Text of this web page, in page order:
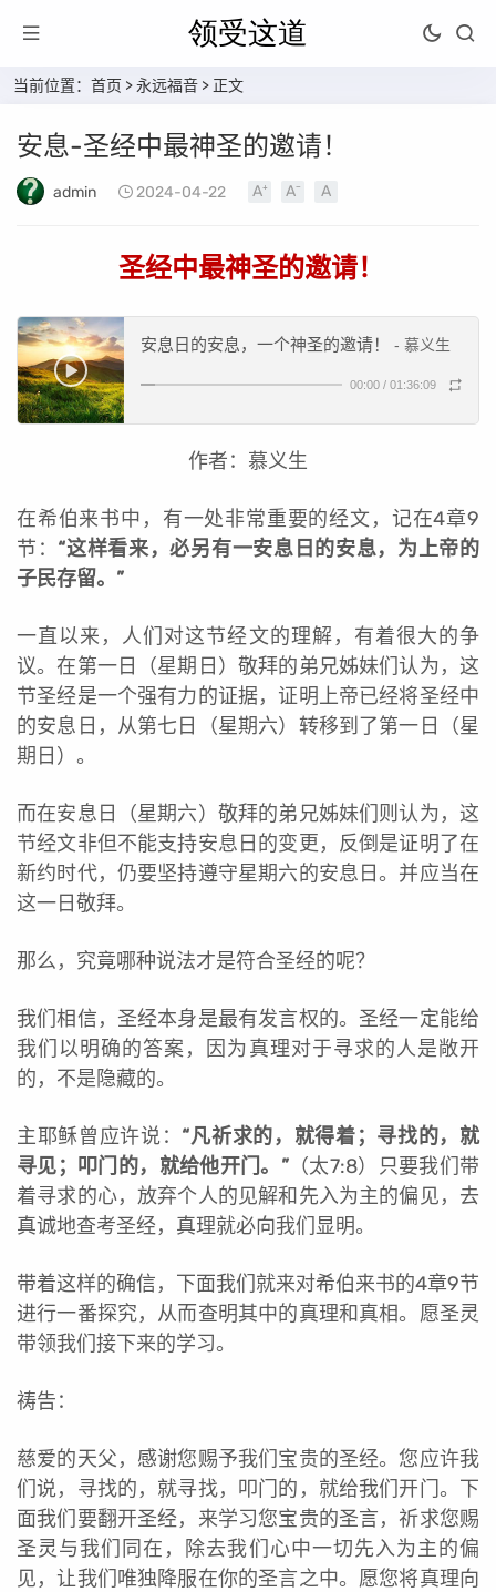
当前位置： 首页 >永远福音 > 正文
安息-圣经中最神圣的邀请！
admin 2024-04-22
圣经中最神圣的邀请！
安息日的安息，一个神圣的邀请！ - 慕义生
00:00 / 01:36:09
作者：慕义生
在希伯来书中，有一处非常重要的经文，记在4章9
节： “这样看来，必另有一安息日的安息，为上帝的
子民存留。”
一直以来，人们对这节经文的理解，有着很大的争
议。在第一日（星期日）敬拜的弟兄姊妹们认为，这
节圣经是一个强有力的证据，证明上帝已经将圣经中
的安息日，从第七日（星期六）转移到了第一日（星
期日）。
而在安息日（星期六）敬拜的弟兄姊妹们则认为，这
节经文非但不能支持安息日的变更，反倒是证明了在
新约时代，仍要坚持遵守星期六的安息日。并应当在
这一日敬拜。
那么，究竟哪种说法才是符合圣经的呢？
我们相信，圣经本身是最有发言权的。圣经一定能给
我们以明确的答案，因为真理对于寻求的人是敞开
的，不是隐藏的。
主耶稣曾应许说： “凡祈求的，就得着；寻找的，就
寻见；叩门的，就给他开门。”（太7:8）只要我们带
着寻求的心，放弃个人的见解和先入为主的偏见，去
真诚地查考圣经，真理就必向我们显明。
带着这样的确信，下面我们就来对希伯来书的4章9节
进行一番探究，从而查明其中的真理和真相。愿圣灵
带领我们接下来的学习。
祷告：
慈爱的天父，感谢您赐予我们宝贵的圣经。您应许我
们说，寻找的，就寻找，叩门的，就给我们开门。下
面我们要翻开圣经，来学习您宝贵的圣言，祈求您赐
圣灵与我们同在，除去我们心中一切先入为主的偏
见，让我们唯独降服在你的圣言之中。愿您将真理向